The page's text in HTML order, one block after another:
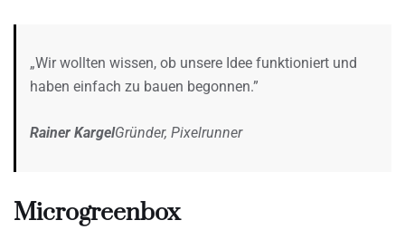
„Wir wollten wissen, ob unsere Idee funktioniert und
haben einfach zu bauen begonnen.”
Rainer KargelGründer, Pixelrunner
Microgreenbox